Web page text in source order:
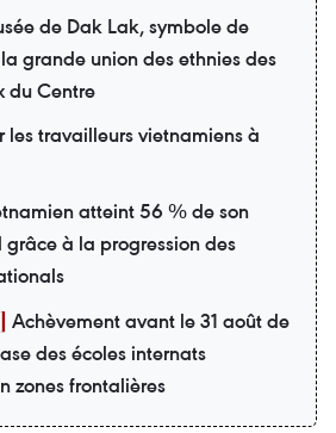
de Dak Lak, symbole de
grande union des ethnies des
du Centre
les travailleurs vietnamiens à
atteint 56 % de son
à la progression des
Achèvement avant le 31 août de
des écoles internats
zones frontalières